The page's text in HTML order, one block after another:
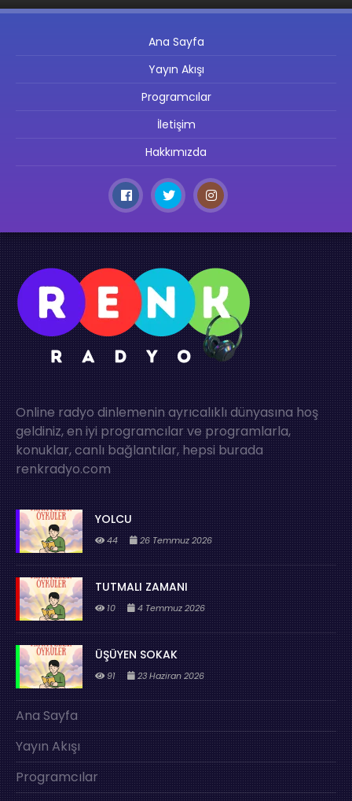
Ana Sayfa
Yayın Akışı
Programcılar
İletişim
Hakkımızda
Online radyo dinlemenin ayrıcalıklı dünyasına hoş
geldiniz, en iyi programcılar ve programlarla,
konuklar, canlı bağlantılar, hepsi burada
renkradyo.com
YOLCU
44 26 Temmuz 2026
TUTMALI ZAMANI
10 4 Temmuz 2026
ÜŞÜYEN SOKAK
91 23 Haziran 2026
Ana Sayfa
Yayın Akışı
Programcılar